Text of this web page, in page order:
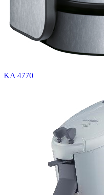
KA 4770